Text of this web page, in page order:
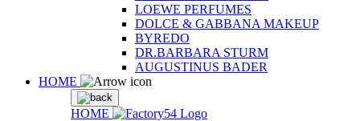
LOEWE PERFUMES
DOLCE & GABBANA MAKEUP
BYREDO
DR.BARBARA STURM
AUGUSTINUS BADER
HOME
HOME